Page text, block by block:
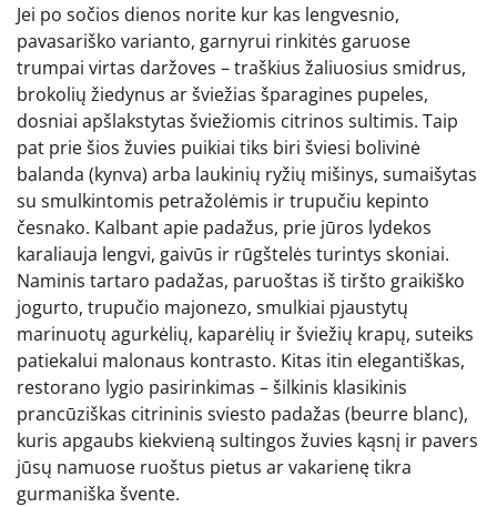
Jei po sočios dienos norite kur kas lengvesnio,
pavasariško varianto, garnyrui rinkitės garuose
trumpai virtas daržoves – traškius žaliuosius smidrus,
brokolių žiedynus ar šviežias šparagines pupeles,
dosniai apšlakstytas šviežiomis citrinos sultimis. Taip
pat prie šios žuvies puikiai tiks biri šviesi bolivinė
balanda (kynva) arba laukinių ryžių mišinys, sumaišytas
su smulkintomis petražolėmis ir trupučiu kepinto
česnako. Kalbant apie padažus, prie jūros lydekos
karaliauja lengvi, gaivūs ir rūgštelės turintys skoniai.
Naminis tartaro padažas, paruoštas iš tiršto graikiško
jogurto, trupučio majonezo, smulkiai pjaustytų
marinuotų agurkėlių, kaparėlių ir šviežių krapų, suteiks
patiekalui malonaus kontrasto. Kitas itin elegantiškas,
restorano lygio pasirinkimas – šilkinis klasikinis
prancūziškas citrininis sviesto padažas (beurre blanc),
kuris apgaubs kiekvieną sultingos žuvies kąsnį ir pavers
jūsų namuose ruoštus pietus ar vakarienę tikra
gurmaniška švente.